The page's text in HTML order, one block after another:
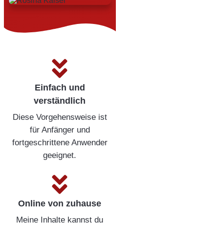
Einfach und
verständlich
Diese Vorgehensweise ist
für Anfänger und
fortgeschrittene Anwender
geeignet.
Online von zuhause
Meine Inhalte kannst du